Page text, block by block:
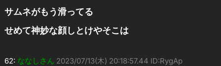
サムネがもう滑ってる
せめて神妙な顔しとけやそこは
62: ななしさん 2023/07/13(木) 20:18:57.44 ID:RygAp